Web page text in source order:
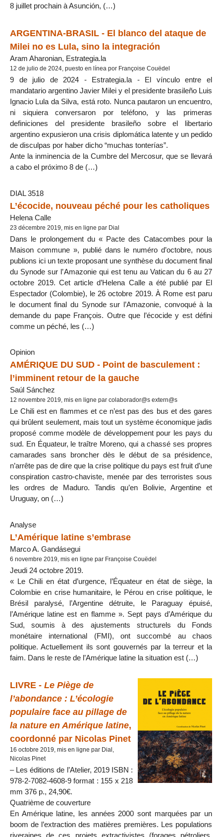
8 juillet prochain à Asunción, (…)
ARGENTINA-BRASIL - El blanco del ataque de
Milei no es Lula, sino la integración
Aram Aharonian, Estrategia.la
12 de julio de 2024, puesto en línea por Françoise Couëdel
9 de julio de 2024 - Estrategia.la - El vínculo entre el
mandatario argentino Javier Milei y el presidente brasileño Luis
Ignacio Lula da Silva, está roto. Nunca pautaron un encuentro,
ni siquiera conversaron por teléfono, y las primeras
definiciones del presidente brasileño sobre el libertario
argentino expusieron una crisis diplomática latente y un pedido
de disculpas por haber dicho “muchas tonterías”.
Ante la inminencia de la Cumbre del Mercosur, que se llevará
a cabo el próximo 8 de (…)
DIAL 3518
L’écocide, nouveau péché pour les catholiques
Helena Calle
23 décembre 2019, mis en ligne par Dial
Dans le prolongement du « Pacte des Catacombes pour la
Maison commune », publié dans le numéro d’octobre, nous
publions ici un texte proposant une synthèse du document final
du Synode sur l’Amazonie qui est tenu au Vatican du 6 au 27
octobre 2019. Cet article d’Helena Calle a été publié par El
Espectador (Colombie), le 26 octobre 2019. À Rome est paru
le document final du Synode sur l’Amazonie, convoqué à la
demande du pape François. Outre que l’écocide y est défini
comme un péché, les (…)
Opinion
AMÉRIQUE DU SUD - Point de basculement :
l’imminent retour de la gauche
Saúl Sánchez
12 novembre 2019, mis en ligne par colaborador@s extern@s
Le Chili est en flammes et ce n’est pas des bus et des gares
qui brûlent seulement, mais tout un système économique jadis
proposé comme modèle de développement pour les pays du
sud. En Équateur, le traître Moreno, qui a chassé ses propres
camarades sans broncher dès le début de sa présidence,
n’arrête pas de dire que la crise politique du pays est fruit d’une
conspiration castro-chaviste, menée par des terroristes sous
les ordres de Maduro. Tandis qu’en Bolivie, Argentine et
Uruguay, on (…)
Analyse
L’Amérique latine s’embrase
Marco A. Gandásegui
6 novembre 2019, mis en ligne par Françoise Couëdel
Jeudi 24 octobre 2019.
« Le Chili en état d’urgence, l’Équateur en état de siège, la
Colombie en crise humanitaire, le Pérou en crise politique, le
Brésil paralysé, l’Argentine détruite, le Paraguay épuisé,
l’Amérique latine est en flamme ». Sept pays d’Amérique du
Sud, soumis à des ajustements structurels du Fonds
monétaire international (FMI), ont succombé au chaos
politique. Actuellement ils sont gouvernés par la terreur et la
faim. Dans le reste de l’Amérique latine la situation est (…)
LIVRE - Le Piège de
l’abondance : L’écologie
populaire face au pillage de
la nature en Amérique latine,
coordonné par Nicolas Pinet
16 octobre 2019, mis en ligne par Dial,
Nicolas Pinet
– Les éditions de l’Atelier, 2019 ISBN :
978-2-7082-4608-9 format : 155 x 218
mm 376 p., 24,90€.
Quatrième de couverture
En Amérique latine, les années 2000 sont marquées par un
boom de l’extraction des matières premières. Les populations